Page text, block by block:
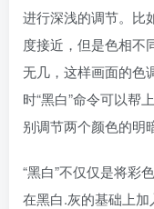
进行深浅的调节。比
度接近，但是色相不
无几，这样画面的色
时“黑白”命令可以帮
别调节两个颜色的明
“黑白”不仅仅是将彩
在黑白.灰的基础上